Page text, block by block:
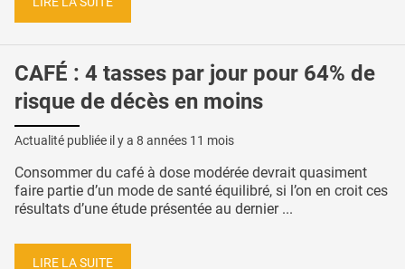
CAFÉ : 4 tasses par jour pour 64% de
risque de décès en moins
Actualité publiée il y a 8 années 11 mois
Consommer du café à dose modérée devrait quasiment
faire partie d’un mode de santé équilibré, si l’on en croit ces
résultats d’une étude présentée au dernier ...
LIRE LA SUITE